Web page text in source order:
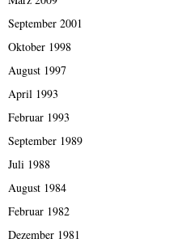
September 2001
Oktober 1998
August 1997
April 1993
Februar 1993
September 1989
Juli 1988
August 1984
Februar 1982
Dezember 1981